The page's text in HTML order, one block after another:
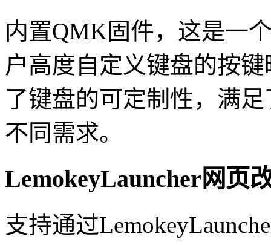
内置QMK固件，这是一
户高度自定义键盘的按
了键盘的可定制性，满
不同需求。
LemokeyLauncher网页
支持通过